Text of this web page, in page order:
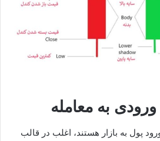
به معامله
پول به بازار هستند، اغلب در قالب